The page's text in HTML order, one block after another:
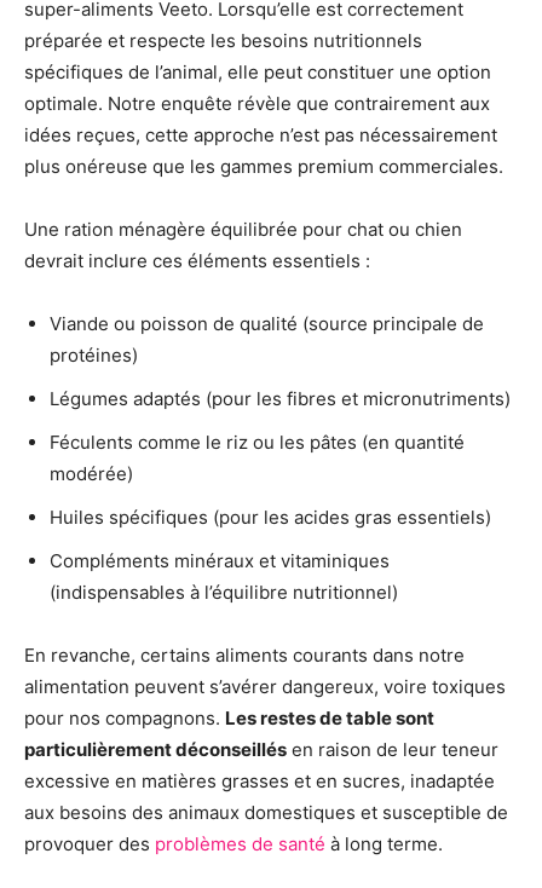
super-aliments Veeto. Lorsqu’elle est correctement
préparée et respecte les besoins nutritionnels
spécifiques de l’animal, elle peut constituer une option
optimale. Notre enquête révèle que contrairement aux
idées reçues, cette approche n’est pas nécessairement
plus onéreuse que les gammes premium commerciales.
Une ration ménagère équilibrée pour chat ou chien
devrait inclure ces éléments essentiels :
Viande ou poisson de qualité (source principale de
protéines)
Légumes adaptés (pour les fibres et micronutriments)
Féculents comme le riz ou les pâtes (en quantité
modérée)
Huiles spécifiques (pour les acides gras essentiels)
Compléments minéraux et vitaminiques
(indispensables à l’équilibre nutritionnel)
En revanche, certains aliments courants dans notre
alimentation peuvent s’avérer dangereux, voire toxiques
pour nos compagnons. Les restes de table sont
particulièrement déconseillés en raison de leur teneur
excessive en matières grasses et en sucres, inadaptée
aux besoins des animaux domestiques et susceptible de
provoquer des problèmes de santé à long terme.